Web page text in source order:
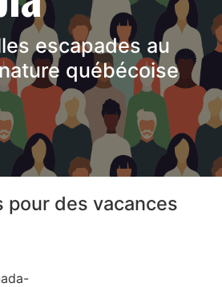
escapades au
québécoise
pour des vacances